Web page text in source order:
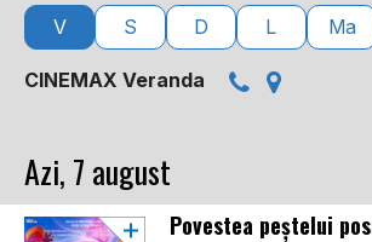
V S D L Ma
CINEMAX Veranda
Azi, 7 august
Povestea peștelui